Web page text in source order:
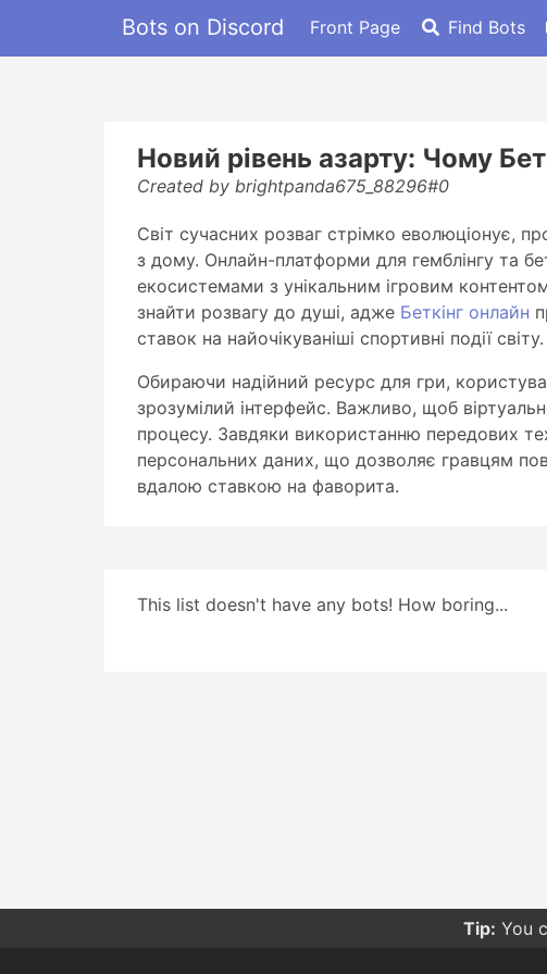
Bots on Discord Front Page Find Bots
Новий рівень азарту: Чому
Created by brightpanda675_88296#0
Світ сучасних розваг стрімко еволюціонує,
з дому. Онлайн-платформи для гемблінгу та
екосистемами з унікальним ігровим
знайти розвагу до душі, адже Беткінг онлайн
ставок на найочікуваніші спортивні події світу.
Обираючи надійний ресурс для гри,
зрозумілий інтерфейс. Важливо, щоб
процесу. Завдяки використанню передових
персональних даних, що дозволяє гравцям
вдалою ставкою на фаворита.
This list doesn't have any bots! How boring...
Tip: You